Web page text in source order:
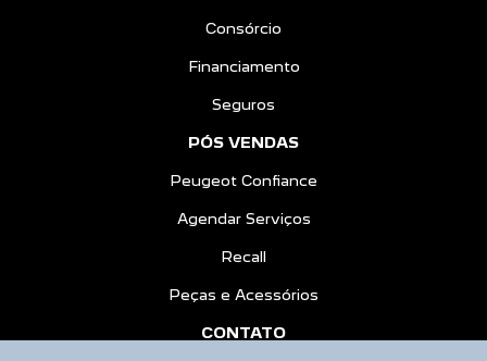
Consórcio
Financiamento
Seguros
PÓS VENDAS
Peugeot Confiance
Agendar Serviços
Recall
Peças e Acessórios
CONTATO